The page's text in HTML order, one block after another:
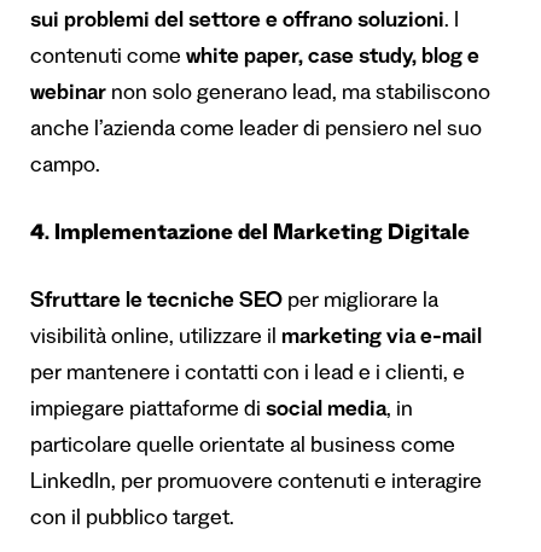
sui problemi del settore e offrano soluzioni. I
contenuti come white paper, case study, blog e
webinar non solo generano lead, ma stabiliscono
anche l’azienda come leader di pensiero nel suo
campo.
4. Implementazione del Marketing Digitale
Sfruttare le tecniche SEO per migliorare la
visibilità online, utilizzare il marketing via e-mail
per mantenere i contatti con i lead e i clienti, e
impiegare piattaforme di social media, in
particolare quelle orientate al business come
LinkedIn, per promuovere contenuti e interagire
con il pubblico target.